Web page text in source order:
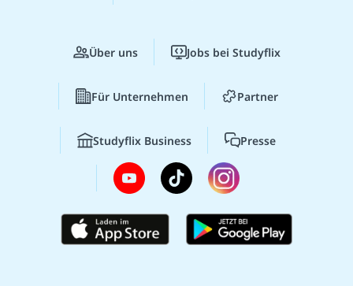
Über uns Jobs bei Studyflix
Für Unternehmen Partner
Studyflix Business Presse